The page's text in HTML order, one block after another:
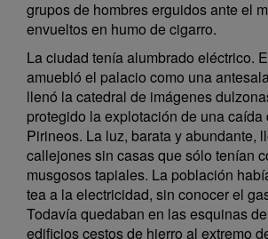
grupos de hombres erguidos ante el
envueltos en humo de cigarro.
La ciudad tenía alumbrado eléctrico.
amuebló el palacio como una
llenó la catedral de imágenes
protegido la explotación de una
Pirineos. La luz, barata y abundante,
callejones sin casas que sólo tenían
musgosos tapiales. La población
tea a la electricidad, sin conocer el
Todavía quedaban en las esquinas
edificios cestos de hierro al extremo